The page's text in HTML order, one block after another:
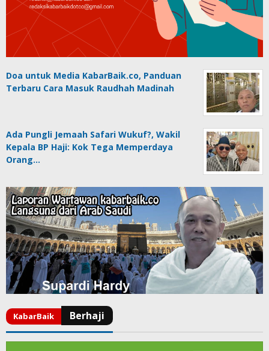
Doa untuk Media KabarBaik.co, Panduan
Terbaru Cara Masuk Raudhah Madinah
Ada Pungli Jemaah Safari Wukuf?, Wakil
Kepala BP Haji: Kok Tega Memperdaya
Orang…